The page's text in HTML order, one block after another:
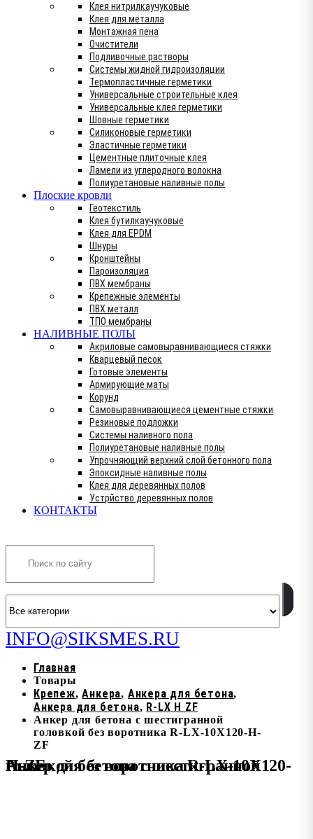
Клея нитрилкаучуковые
Клея для металла
Монтажная пена
Очистители
Подливочные растворы
Системы жидной гидроизоляции
Термопластичные герметики
Универсальные строительные клея
Универсальные клея герметики
Шовные герметики
Силиконовые герметики
Эластичные герметики
Цементные плиточные клея
Ламели из углеродного волокна
Полиуретановые наливные полы
Плоские кровли
Геотекстиль
Клея бутилкаучуковые
Клея для EPDM
Шнуры
Кронштейны
Пароизоляция
ПВХ мембраны
Крепежные элементы
ПВХ металл
ТПО мембраны
НАЛИВНЫЕ ПОЛЫ
Акриловые самовыравнивающиеся стяжки
Кварцевый песок
Готовые элементы
Армирующие маты
Корунд
Самовыравнивающиеся цементные стяжки
Резиновые подложки
Системы наливного пола
Полиуретановые наливные полы
Упрочняющий верхний слой бетонного пола
Эпоксидные наливные полы
Клея для деревянных полов
Устрйство деревянных полов
КОНТАКТЫ
INFO@SIKSMES.RU
Главная
Товары
Крепеж,Анкера, Анкера для бетона,
Анкера для бетона, R-LX H ZF
Анкер для бетона с шестигранной
головкой без воротника R-LX-10X120-H-
ZF
Анкер для бетона с шестигранной головкой без воротника R-LX-10X120-H-ZF